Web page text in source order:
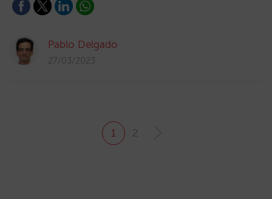
Pablo Delgado
27/03/2023
1 2